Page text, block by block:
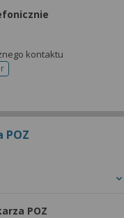
kontaktu
do rejestracji
POZ